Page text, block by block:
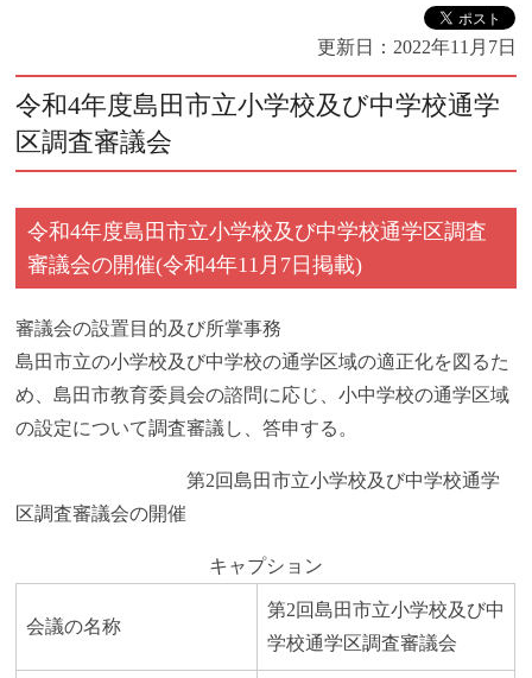
更新日： 2022年11月7日
令和4年度島田市立小学校及び中学校通学
区調査審議会
令和4年度島田市立小学校及び中学校通学区調査
審議会の開催(令和4年11月7日掲載)
審議会の設置目的及び所掌事務
島田市立の小学校及び中学校の通学区域の適正化を図るた
め、島田市教育委員会の諮問に応じ、小中学校の通学区域
の設定について調査審議し、答申する。
第2回島田市立小学校及び中学校通学
区調査審議会の開催
キャプション
会議の名称
第2回島田市立小学校及び中
学校通学区調査審議会